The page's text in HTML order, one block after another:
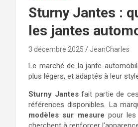
Sturny Jantes :
les jantes
3 décembre 2025 JeanCharles
Le marché de la jante
plus légers, et adaptés à leur
Sturny Jantesfait partie de ces
références disponibles. La
modèles sur mesure pour les